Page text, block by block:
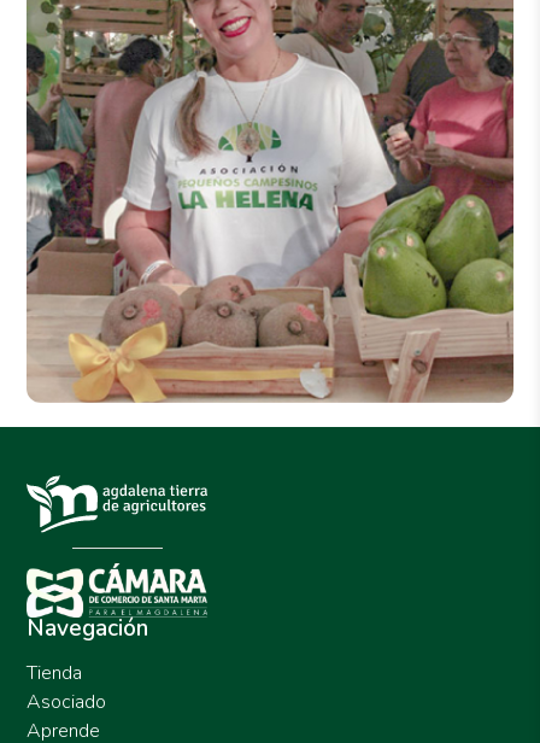
Navegación
Tienda
Asociado
Aprende